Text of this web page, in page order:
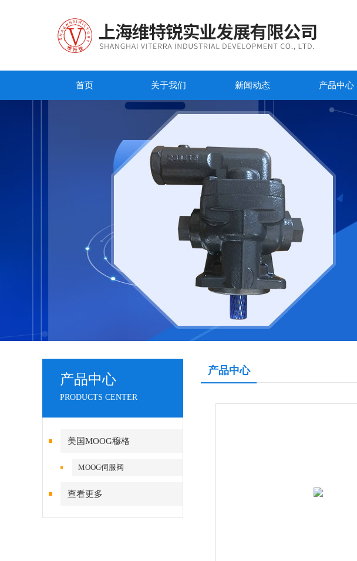
首页 关于我们 新闻动态 产品中心
产品中心
PRODUCTS CENTER
美国MOOG穆格
MOOG伺服阀
查看更多
产品中心